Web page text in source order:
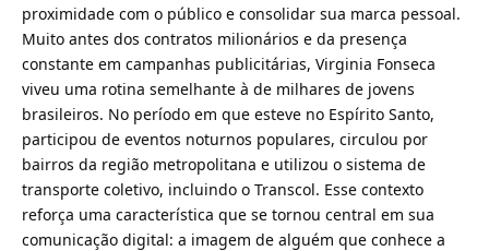
proximidade com o público e consolidar sua marca pessoal.
Muito antes dos contratos milionários e da presença
constante em campanhas publicitárias, Virginia Fonseca
viveu uma rotina semelhante à de milhares de jovens
brasileiros. No período em que esteve no Espírito Santo,
participou de eventos noturnos populares, circulou por
bairros da região metropolitana e utilizou o sistema de
transporte coletivo, incluindo o Transcol. Esse contexto
reforça uma característica que se tornou central em sua
comunicação digital: a imagem de alguém que conhece a